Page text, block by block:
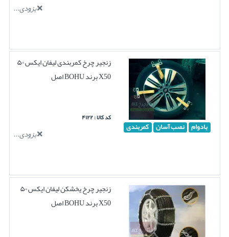
بزودی...
بادوام نصب آسان کمربندی
زنجیر چرخ کمربندی لیفان ایکس ۵۰
X50 برند BOHU اصل
کد کالا : ۴۱۲۲
بزودی...
زنجیر چرخ یخشکن لیفان ایکس ۵۰
X50 برند BOHU اصل